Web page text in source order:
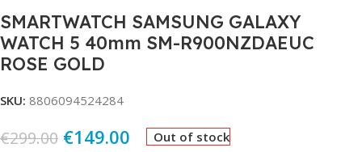
SMARTWATCH SAMSUNG GALAXY
WATCH 5 40mm SM-R900NZDAEUC
ROSE GOLD
SKU: 8806094524284
€299.00 €149.00 Out of stock